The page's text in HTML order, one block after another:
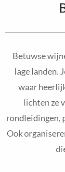
Betuwse
lage landen.
waar
lichten ze
rondleidingen,
Ook